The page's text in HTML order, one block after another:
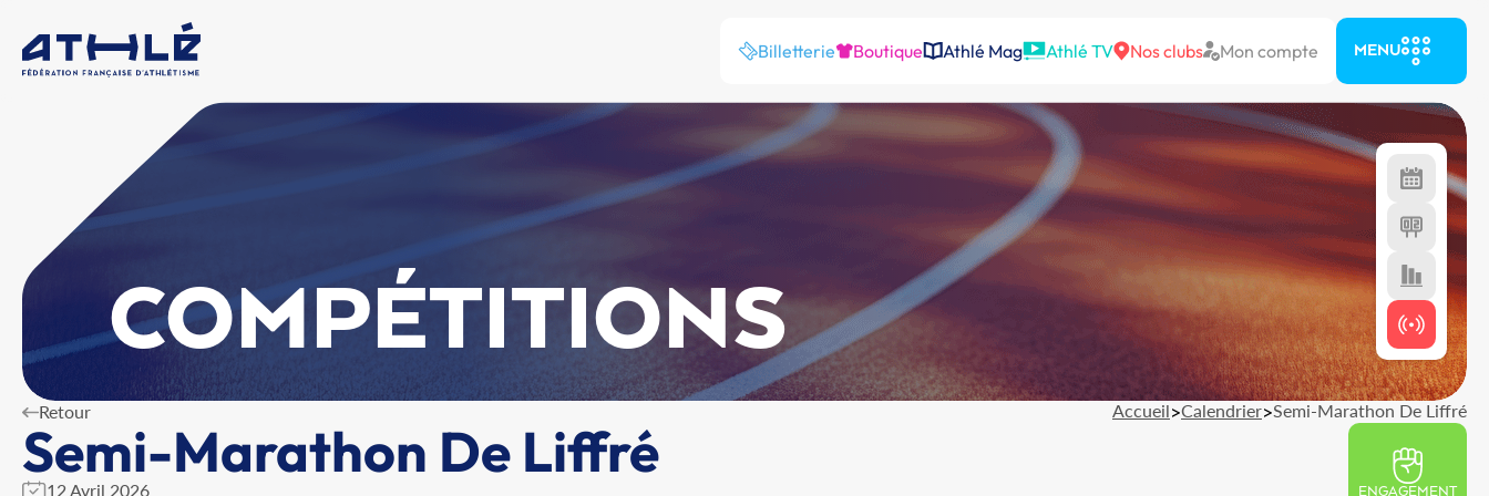
Billetterie Boutique Athlé Mag Athlé TV Nos clubs Mon compte MENU
COMPÉTITIONS
Retour Accueil>Calendrier>Semi-Marathon De Liffré
Semi-Marathon De Liffré
12 Avril 2026 ENGAGEMENT